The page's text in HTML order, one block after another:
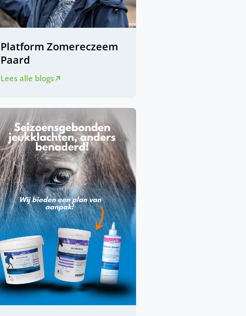
Platform Zomereczeem
Paard
Lees alle blogs